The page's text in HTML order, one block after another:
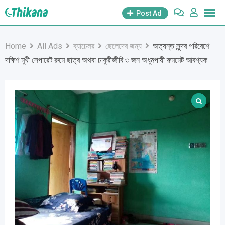
Skip
Post Ad
Home All Ads ব্যাচেলর ছেলেদের জন্য
অত্যন্ত সুন্দর পরিবেশে
দক্ষিণ মুখী সেপারেট রুমে ছাত্র অথবা চাকুরীজীবি ৩ জন অধুমপায়ী রুমমেট আবশ্যক